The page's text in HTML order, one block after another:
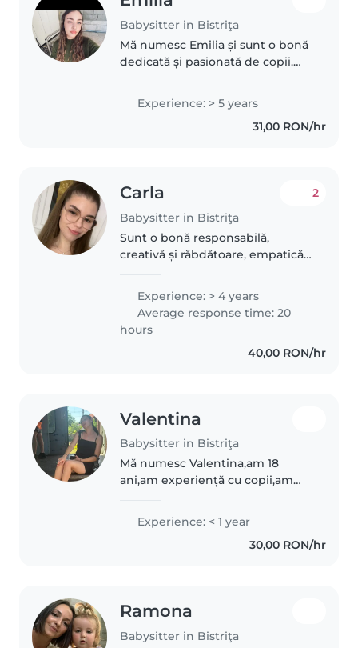
Babysitter in Bistriţa
Mă numesc Emilia și sunt o bonă
dedicată și pasionată de copii.
îngrijirea copiilor de toate
vârstele, de la bebeluși până la
adolescenți. Sunt empatică,..
Experience: > 5 years
31,00 RON/hr
Carla
Babysitter in Bistriţa
2
Sunt o bonă responsabilă,
creativă și răbdătoare, empatică
experiență de minim 4 ani în
îngrijirea copiilor de vârste între
bebeluși..
Experience: > 4 years
Average response time: 20
hours
40,00 RON/hr
Valentina
Babysitter in Bistriţa
Mă numesc Valentina,am 18
ani,am experiență cu copii,am
Experience: < 1 year
30,00 RON/hr
Ramona
Babysitter in Bistriţa